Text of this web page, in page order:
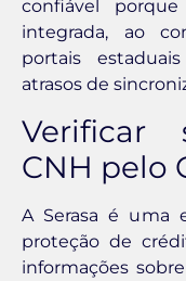
confiável
integrada, ao
portais
atrasos de
Verificar
CNH pelo
A Serasa é uma
proteção de
informações